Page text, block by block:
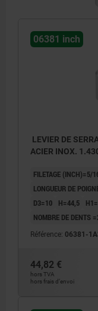
06381 inch
LEVIER DE
ACIER INOX.
FILETAGE (INCH)=5/
LONGUEUR DE
D3=10
H=44,5
NOMBRE DE DENTS
Référence: 06381-
44,82 €
hors TVA
hors frais d’envoi